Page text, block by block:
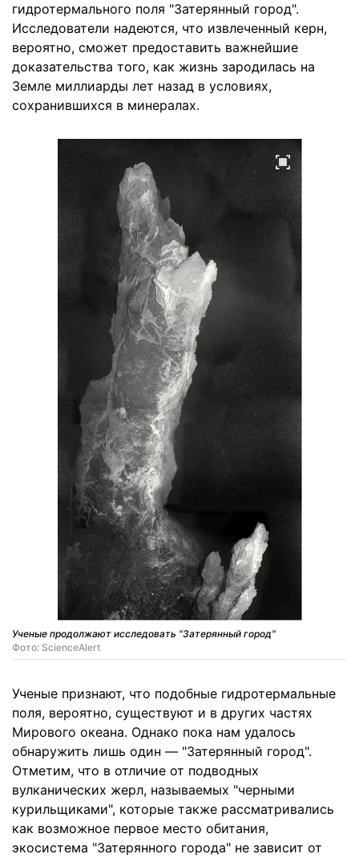
гидротермального поля "Затерянный город".
Исследователи надеются, что извлеченный керн,
вероятно, сможет предоставить важнейшие
доказательства того, как жизнь зародилась на
Земле миллиарды лет назад в условиях,
сохранившихся в минералах.
Ученые продолжают исследовать "Затерянный город"
Фото: ScienceAlert
Ученые признают, что подобные гидротермальные
поля, вероятно, существуют и в других частях
Мирового океана. Однако пока нам удалось
обнаружить лишь один — "Затерянный город".
Отметим, что в отличие от подводных
вулканических жерл, называемых "черными
курильщиками", которые также рассматривались
как возможное первое место обитания,
экосистема "Затерянного города" не зависит от